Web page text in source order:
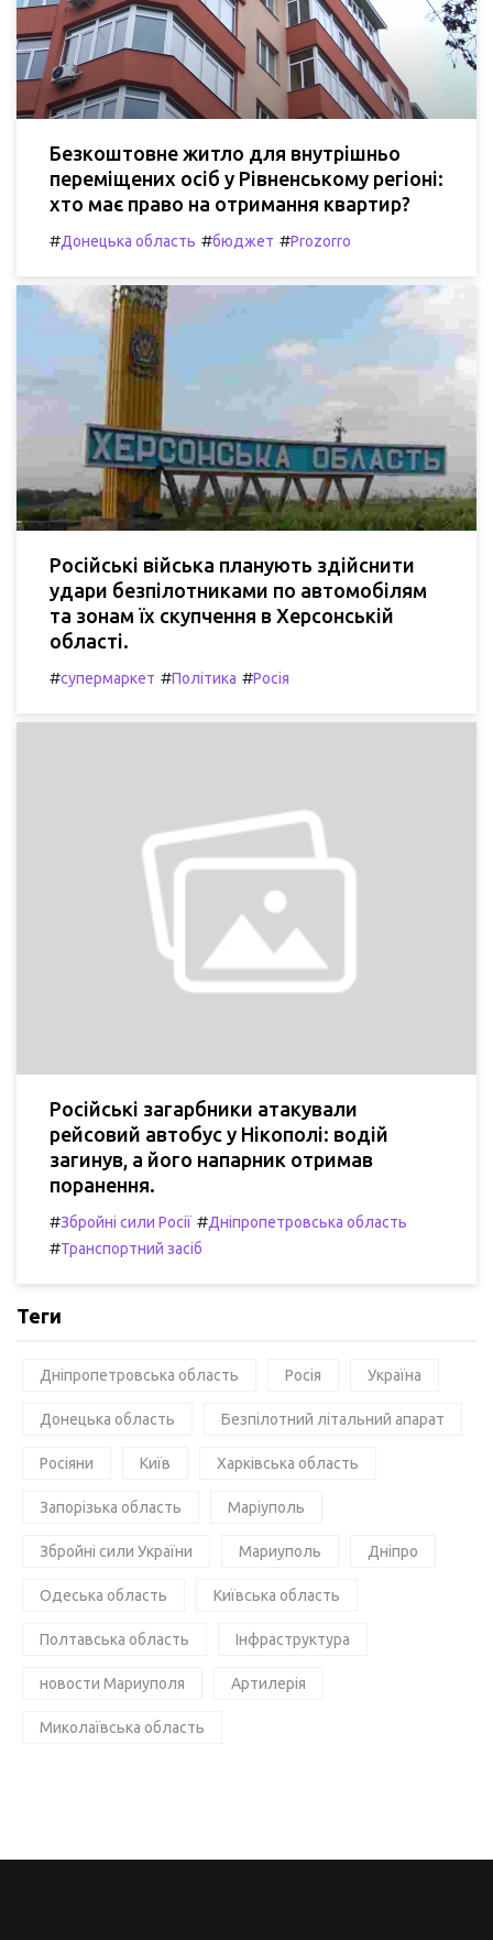
Безкоштовне житло для внутрішньо
переміщених осіб у Рівненському регіоні:
хто має право на отримання квартир?
#Донецька область #бюджет #Prozorro
Російські війська планують здійснити
удари безпілотниками по автомобілям
та зонам їх скупчення в Херсонській
області.
#супермаркет #Політика #Росія
Російські загарбники атакували
рейсовий автобус у Нікополі: водій
загинув, а його напарник отримав
поранення.
#Збройні сили Росії #Дніпропетровська область
#Транспортний засіб
Теги
Дніпропетровська область Росія Україна
Донецька область Безпілотний літальний апарат
Росіяни Київ Харківська область
Запорізька область Маріуполь
Збройні сили України Мариуполь Дніпро
Одеська область Київська область
Полтавська область Інфраструктура
новости Мариуполя Артилерія
Миколаївська область